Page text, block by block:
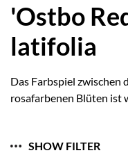
'Ostbo
latifolia
Das Farbspiel zwischen
rosafarbenen Blüten ist
SHOW FILTER